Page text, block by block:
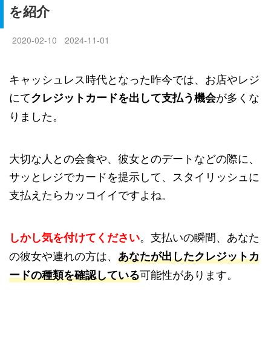
を紹介
2020-02-10 2024-11-01
キャッシュレス時代となった昨今では、お店やレジ
にてクレジットカードを出して支払う機会が多くな
りました。
大切な人との会食や、彼女とのデートなどの際に、
サッとレジでカードを提示して、スタイリッシュに
支払えたらカッコイイですよね。
しかし気を付けてください。支払いの瞬間、あなた
の彼女や連れの方は、 あなたが出したクレジットカ
ードの種類を確認している可能性があります。